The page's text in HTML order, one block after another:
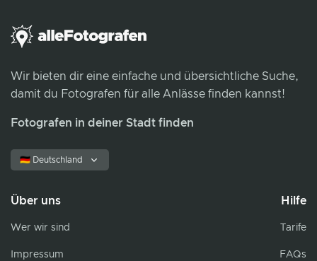
Wir bieten dir eine einfache und übersichtliche Suche,
damit du Fotografen für alle Anlässe finden kannst!
Fotografen in deiner Stadt finden
🇩🇪 Deutschland
Über uns
Wer wir sind
Impressum
Hilfe
Tarife
FAQs